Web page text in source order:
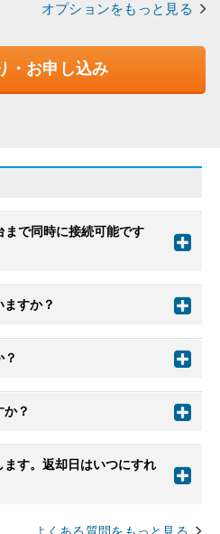
オプションをもっと見る
・お申し込み
で同時に接続可能です
すか？
？
す。返却日はいつにすれ